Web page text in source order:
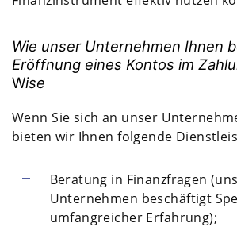
Wie unser Unternehmen Ihnen
Eröffnung eines Kontos im
Wise
Wenn Sie sich an unser
bieten wir Ihnen folgende
Beratung in Finanzfragen
Unternehmen beschäftigt
umfangreicher Erfahrung);